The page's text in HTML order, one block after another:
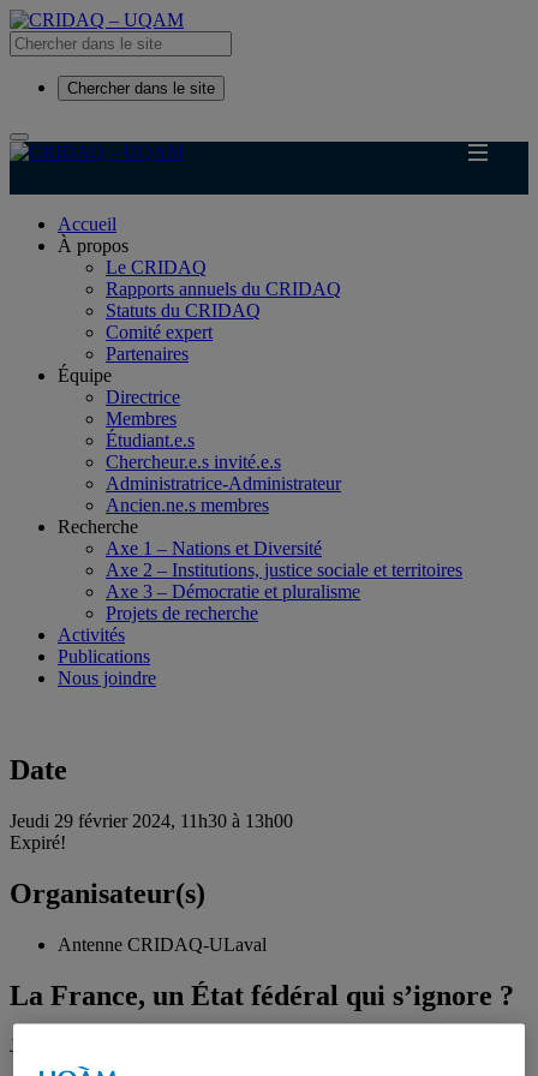
Chercher dans le site
Accueil
À propos
Le CRIDAQ
Rapports annuels du CRIDAQ
Statuts du CRIDAQ
Comité expert
Partenaires
Équipe
Directrice
Membres
Étudiant.e.s
Chercheur.e.s invité.e.s
Administratrice-Administrateur
Ancien.ne.s membres
Recherche
Axe 1 – Nations et Diversité
Axe 2 – Institutions, justice sociale et territoires
Axe 3 – Démocratie et pluralisme
Projets de recherche
Activités
Publications
Nous joindre
Date
Jeudi 29 février 2024, 11h30 à 13h00
Expiré!
Organisateur(s)
Antenne CRIDAQ-ULaval
La France, un État fédéral qui s’ignore ?
Jeudi 29 février 2024, 11h30 à 13h00